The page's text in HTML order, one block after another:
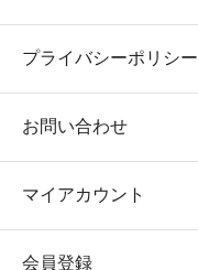
プライバシーポリシー
お問い合わせ
マイアカウント
会員登録